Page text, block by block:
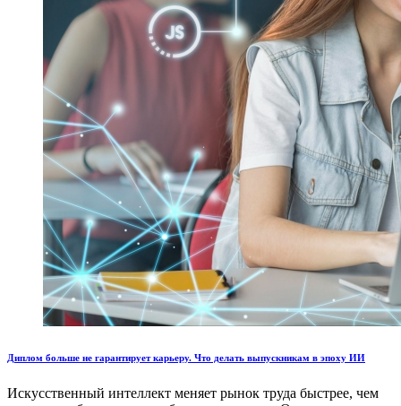
Диплом больше не гарантирует карьеру. Что делать выпускникам в эпоху ИИ
Искусственный интеллект меняет рынок труда быстрее, чем